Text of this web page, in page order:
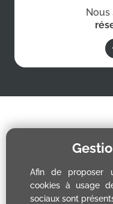
Afin de proposer
cookies à usage
sociaux sont
Nous